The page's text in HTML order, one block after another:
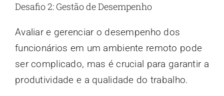
Desafio 2: Gestão de Desempenho
Avaliar e gerenciar o desempenho dos
funcionários em um ambiente remoto pode
ser complicado, mas é crucial para garantir a
produtividade e a qualidade do trabalho.